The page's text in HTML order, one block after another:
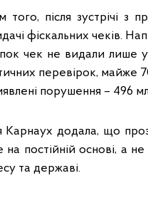
того, після зустрічі з
фіскальних чеків.
чек не видали лише
перевірок, майже
порушення – 496
Карнаух додала, що
на постійній основі, а
та державі.